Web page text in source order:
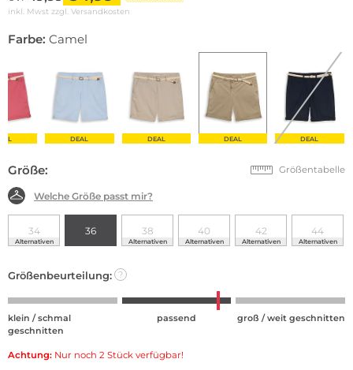
inkl. Mwst zzgl. Versandkosten
Farbe: Camel
DEAL DEAL DEAL DEAL
Größe: Größentabelle
Welche Größe passt mir?
34
Alternativen
36 38
Alternativen
40
Alternativen
42
Alternativen
44
Alternativen
Größenbeurteilung: ?
klein / schmal
geschnitten
passend groß / weit geschnitten
Achtung: Nur noch 2 Stück verfügbar!